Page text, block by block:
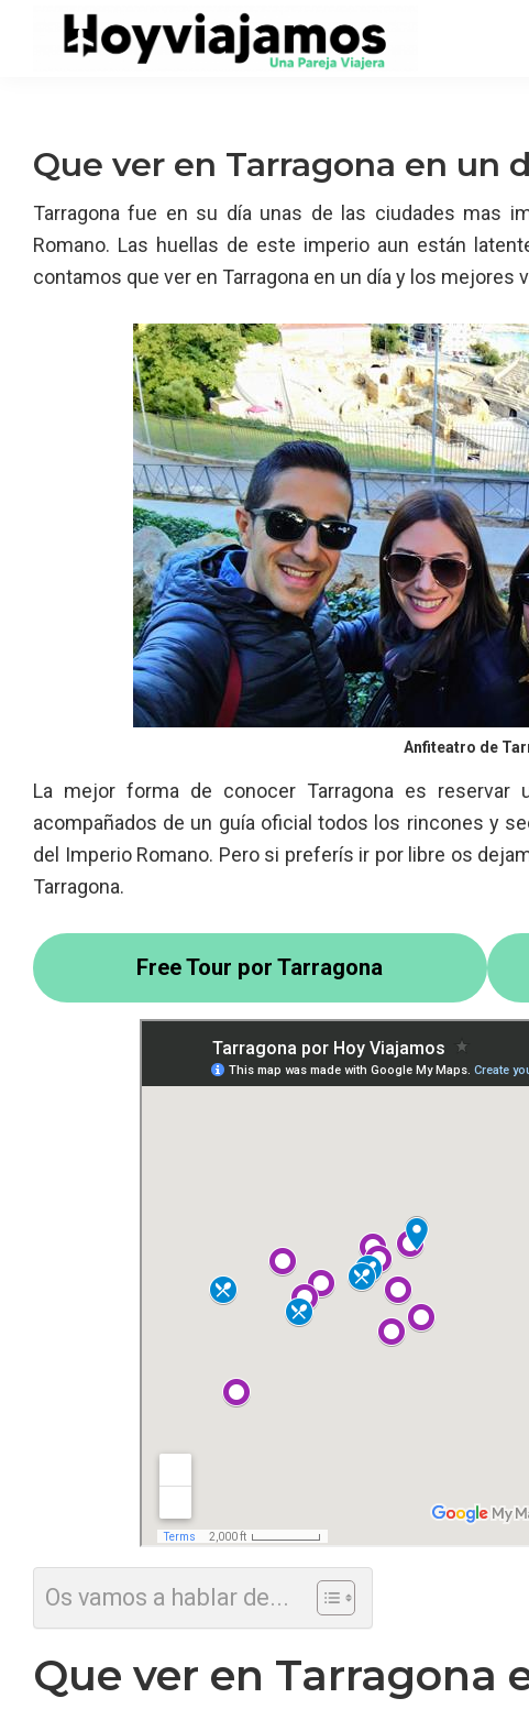
principal
Que ver en Tarragona en un
Tarragona fue en su día unas de las ciudades mas
Romano. Las huellas de este imperio aun están
contamos que ver en Tarragona en un día y los mejores
Anfiteatro de
La mejor forma de conocer Tarragona es
acompañados de un guía oficial todos los rincones y
del Imperio Romano. Pero si preferís ir por libre os
Tarragona.
Free Tour por Tarragona
Os vamos a hablar de...
Que ver en Tarragona